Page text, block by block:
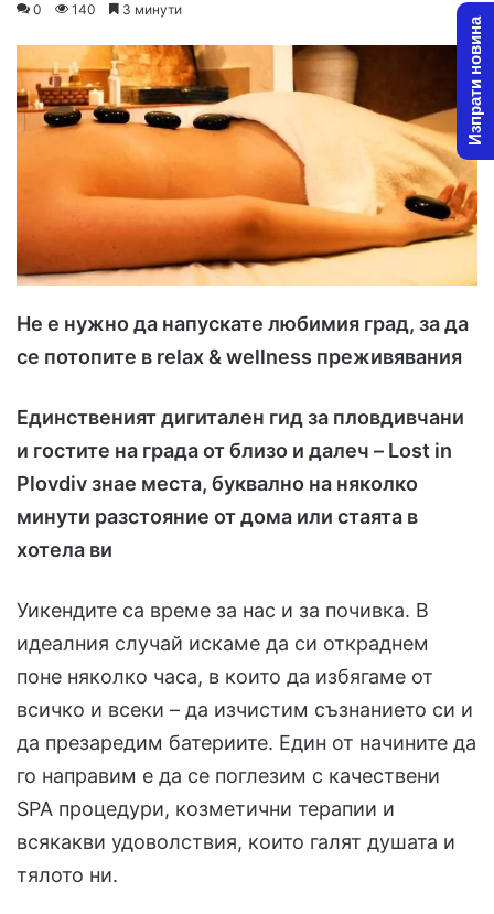
l
o
w
o
d
a
n
e
i
0 140 3 минути
Не е нужно да напускате любимия град, за да
се потопите в relax & wellness преживявания
Единственият дигитален гид за пловдивчани
и гостите на града от близо и далеч – Lost in
Plovdiv знае места, буквално на няколко
минути разстояние от дома или стаята в
хотела ви
Уикендите са време за нас и за почивка. В
идеалния случай искаме да си откраднем
поне няколко часа, в които да избягаме от
всичко и всеки – да изчистим съзнанието си и
да презаредим батериите. Един от начините да
го направим е да се поглезим с качествени
SPA процедури, козметични терапии и
всякакви удоволствия, които галят душата и
тялото ни.
Изпрати новина